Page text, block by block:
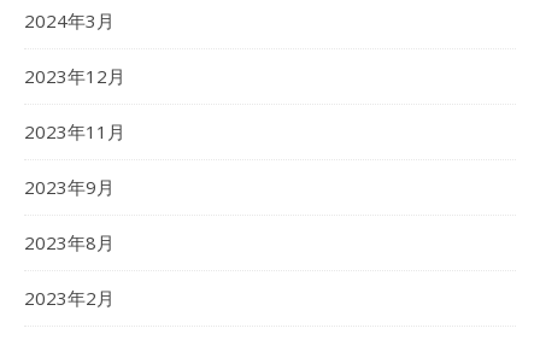
2024年3月
2023年12月
2023年11月
2023年9月
2023年8月
2023年2月